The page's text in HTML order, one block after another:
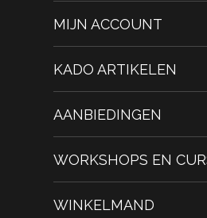
MIJN ACCOUNT
KADO ARTIKELEN
AANBIEDINGEN
WORKSHOPS EN
WINKELMAND